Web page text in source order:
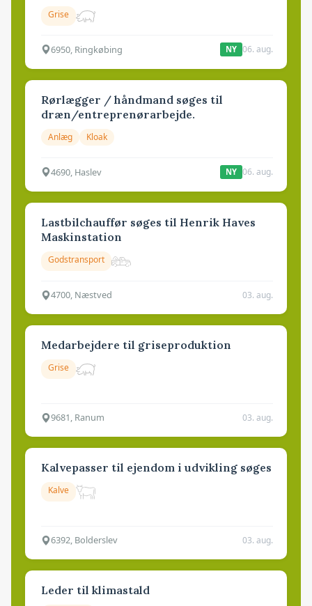
Grise
6950, Ringkøbing NY 06. aug.
Rørlægger / håndmand søges til
dræn/entreprenørarbejde.
Anlæg Kloak
4690, Haslev NY 06. aug.
Lastbilchauffør søges til Henrik Haves
Maskinstation
Godstransport
4700, Næstved 03. aug.
Medarbejdere til griseproduktion
Grise
9681, Ranum 03. aug.
Kalvepasser til ejendom i udvikling søges
Kalve
6392, Bolderslev 03. aug.
Leder til klimastald